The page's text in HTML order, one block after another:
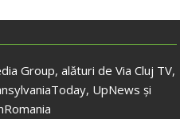
Group, alături de Via Cluj TV,
UpNews și